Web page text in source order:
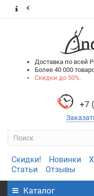
Доставка по всей
Более 40 000
Скидки до 50%.
+7
Скидки! Новинки
Статьи
Отзывы
Каталог